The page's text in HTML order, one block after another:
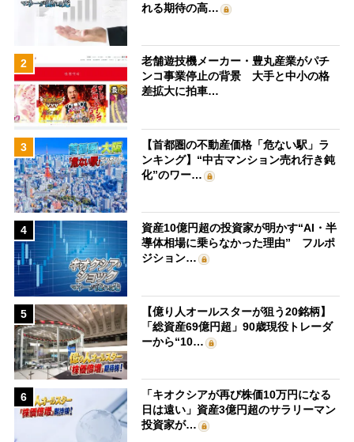
れる期待の高…
2
老舗遊技機メーカー・豊丸産業がパチ
ンコ事業停止の背景 大手と中小の格
差拡大に拍車…
3
【首都圏の不動産価格「危ない駅」ラ
ンキング】“中古マンション売れ行き鈍
化”のワー…
4
資産10億円超の投資家が明かす“AI・半
導体相場に乗らなかった理由” フルポ
ジション…
5
【億り人オールスターが狙う20銘柄】
「総資産69億円超」90歳現役トレーダ
ーから“10…
6
「キオクシアが再び株価10万円になる
日は遠い」資産3億円超のサラリーマン
投資家が…